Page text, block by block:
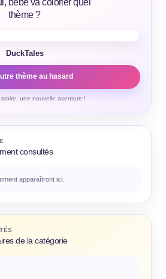
bébé va colorier quel
thème ?
DuckTales
thème au hasard
une nouvelle aventure !
consultés
apparaîtront ici.
de la catégorie